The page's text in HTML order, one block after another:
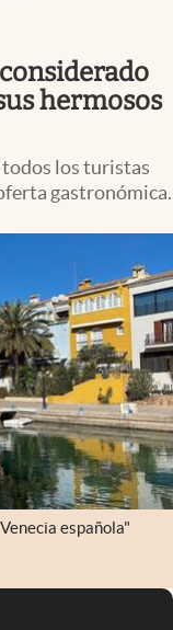
hermosos
todos los turistas
gastronómica.
española"